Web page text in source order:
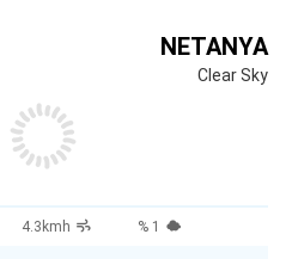
NETANYA
Clear Sky
4.3kmh 1 %